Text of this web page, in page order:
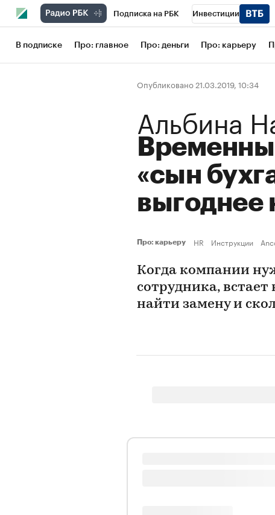
Подписка на РБК Инвестиции
Школа управления РБК РБК
Рынок наличной валюты
В подписке Про: главное Про: деньги Про: карьеру
Опубликовано 21.03.2019, 10:34
Альбина
«сын
выгоднее
Про: карьеру HR Инструкции
Когда компании
сотрудника, встает
найти замену и